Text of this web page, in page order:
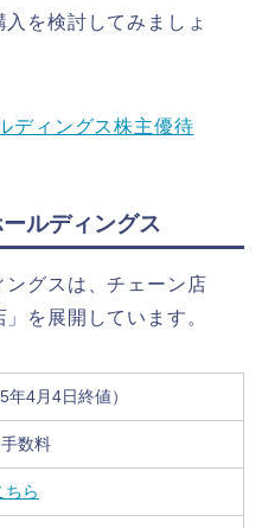
を検討してみましょ
ディングス株主優待
ルディングス
ングスは、チェーン店
を展開しています。
4月4日終値）
数料
ちら